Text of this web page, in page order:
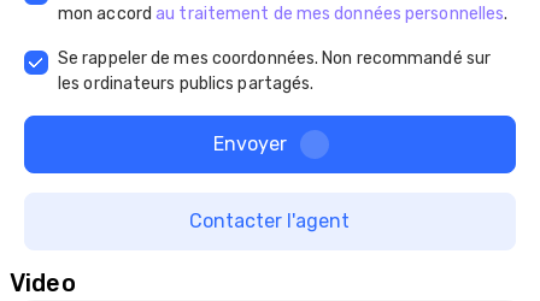
mon accordau traitement de mes données personnelles.
Se rappeler de mes coordonnées. Non recommandé sur
les ordinateurs publics partagés.
Envoyer
Contacter l'agent
Video